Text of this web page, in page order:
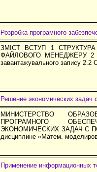
Розробка програмного
ЗМІСТ ВСТУП 1
ФАЙЛОВОГО МЕНЕДЖЕРУ 2
завантажувального запису 2.2
Решение экономических
МИНИСТЕРСТВО
ПРОГРАМНОГО
ЭКОНОМИЧЕСКИХ ЗАДАЧ С
дисциплине «Матем.
Применение информационных